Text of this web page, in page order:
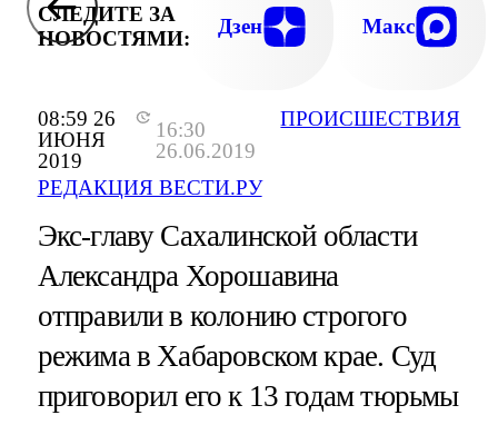
08:59 26
ИЮНЯ
2019
16:30
26.06.2019
РЕДАКЦИЯ ВЕСТИ.РУ
ПРОИСШЕСТВИЯ
СЛЕДИТЕ ЗА
НОВОСТЯМИ:
Дзен Макс
Экс-главу Сахалинской области
Александра Хорошавина
отправили в колонию строгого
режима в Хабаровском крае. Суд
приговорил его к 13 годам тюрьмы